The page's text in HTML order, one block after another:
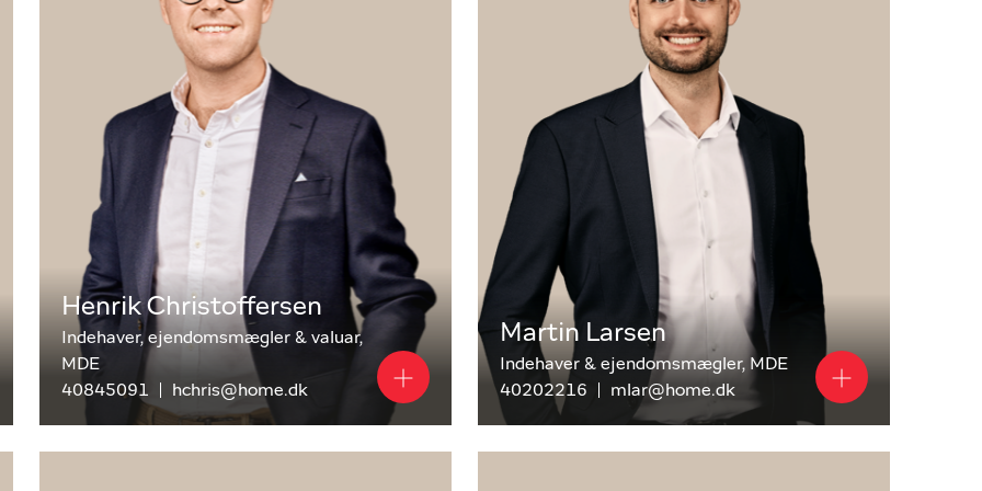
Odense SV/S/SØ/M og omegn
skoler og institutioner, gode indkøbsmuligheder og
omkring bl.a. Fruens Bøge, de rolige
for både familier, studerende og alle, der
af områdets mere unikke og luksuriøse
Henrik Christoffersen
Indehaver, ejendomsmægler & valuar,
MDE
40845091
hchris@home.dk
Martin Larsen
Indehaver & ejendomsmægler, MDE
40202216
mlar@home.dk